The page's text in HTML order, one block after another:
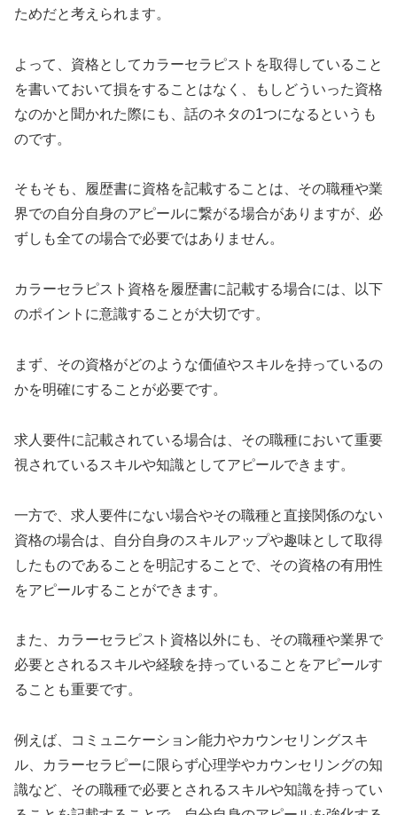
ためだと考えられます。
よって、資格としてカラーセラピストを取得していること
を書いておいて損をすることはなく、もしどういった資格
なのかと聞かれた際にも、話のネタの1つになるというも
のです。
そもそも、履歴書に資格を記載することは、その職種や業
界での自分自身のアピールに繋がる場合がありますが、必
ずしも全ての場合で必要ではありません。
カラーセラピスト資格を履歴書に記載する場合には、以下
のポイントに意識することが大切です。
まず、その資格がどのような価値やスキルを持っているの
かを明確にすることが必要です。
求人要件に記載されている場合は、その職種において重要
視されているスキルや知識としてアピールできます。
一方で、求人要件にない場合やその職種と直接関係のない
資格の場合は、自分自身のスキルアップや趣味として取得
したものであることを明記することで、その資格の有用性
をアピールすることができます。
また、カラーセラピスト資格以外にも、その職種や業界で
必要とされるスキルや経験を持っていることをアピールす
ることも重要です。
例えば、コミュニケーション能力やカウンセリングスキ
ル、カラーセラピーに限らず心理学やカウンセリングの知
識など、その職種で必要とされるスキルや知識を持ってい